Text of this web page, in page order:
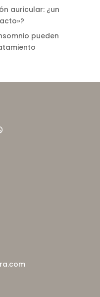
auricular: ¿un
pueden